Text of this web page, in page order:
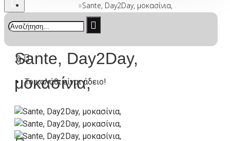
0
Το καλάθι είναι άδειο!
Sante, Day2Day, μοκασίνια,
Sante, Day2Day,
μοκασίνια,